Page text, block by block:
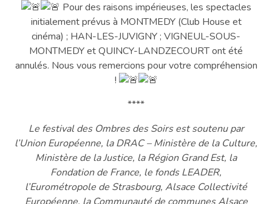
Pour des raisons impérieuses, les spectacles
initialement prévus à MONTMEDY (Club House et
cinéma) ; HAN-LES-JUVIGNY ; VIGNEUL-SOUS-
MONTMEDY et QUINCY-LANDZECOURT ont été
annulés. Nous vous remercions pour votre compréhension
!
****
Le festival des Ombres des Soirs est soutenu par
l’Union Européenne, la DRAC – Ministère de la Culture,
Ministère de la Justice, la Région Grand Est, la
Fondation de France, le fonds LEADER,
l’Eurométropole de Strasbourg, Alsace Collectivité